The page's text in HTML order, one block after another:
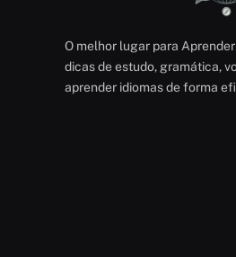
O melhor lugar para
dicas de estudo, gramática,
aprender idiomas de forma